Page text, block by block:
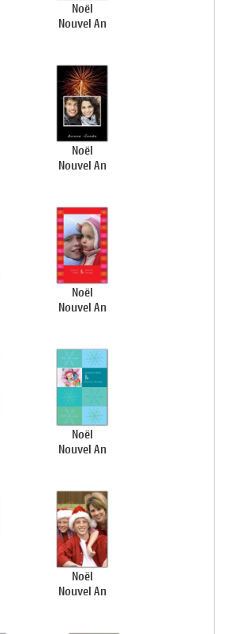
Noël
Nouvel An
Noël
Nouvel An
Noël
Nouvel An
Noël
Nouvel An
Noël
Nouvel An